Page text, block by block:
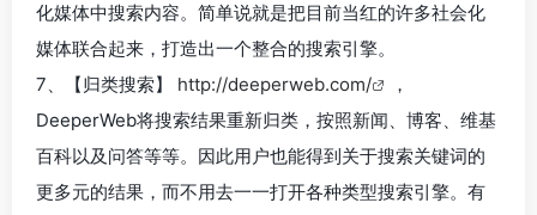
化媒体中搜索内容。简单说就是把目前当红的许多社会化
媒体联合起来，打造出一个整合的搜索引擎。
7、【归类搜索】 http://deeperweb.com/
，
DeeperWeb将搜索结果重新归类，按照新闻、博客、维基
百科以及问答等等。因此用户也能得到关于搜索关键词的
更多元的结果，而不用去一一打开各种类型搜索引擎。有